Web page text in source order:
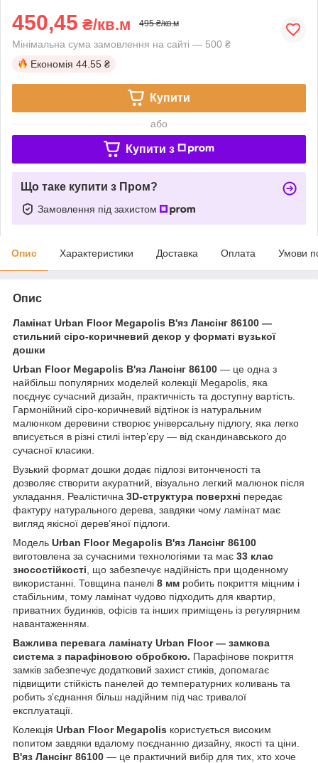
450,45 ₴/кв.м 495 ₴/кв.м
Мінімальна сума замовлення на сайті — 500 ₴
Економія 44.55 ₴
Купити
або
Купити з
Що таке купити з Пром?
Замовлення під захистом
Опис Характеристики Доставка Оплата Умови
Опис
Ламінат Urban Floor Megapolis В'яз Лансінг 86100 —
стильний сіро-коричневий декор у форматі вузької
дошки
Urban Floor Megapolis В'яз Лансінг 86100 — це одна з
найбільш популярних моделей колекції Megapolis, яка
поєднує сучасний дизайн, практичність та доступну вартість.
Гармонійний сіро-коричневий відтінок із натуральним
малюнком деревини створює універсальну підлогу, яка легко
вписується в різні стилі інтер’єру — від скандинавського до
сучасної класики.
Вузький формат дошки додає підлозі витонченості та
дозволяє створити акуратний, візуально легкий малюнок після
укладання. Реалістична 3D-структура поверхні передає
фактуру натурального дерева, завдяки чому ламінат має
вигляд якісної дерев’яної підлоги.
Модель Urban Floor Megapolis В'яз Лансінг 86100
виготовлена за сучасними технологіями та має 33 клас
зносостійкості , що забезпечує надійність при щоденному
використанні. Товщина панелі 8 мм робить покриття міцним і
стабільним, тому ламінат чудово підходить для квартир,
приватних будинків, офісів та інших приміщень із регулярним
навантаженням.
Важлива перевага ламінату Urban Floor — замкова
система з парафіновою обробкою. Парафінове покриття
замків забезпечує додатковий захист стиків, допомагає
підвищити стійкість панелей до температурних коливань та
робить з'єднання більш надійним під час тривалої
експлуатації.
Колекція Urban Floor Megapolis користується високим
попитом завдяки вдалому поєднанню дизайну, якості та ціни.
В'яз Лансінг 86100 — це практичний вибір для тих, хто хоче